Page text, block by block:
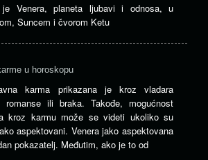
je Venera, planeta ljubavi i odnosa, u
Suncem i čvorom Ketu
u horoskopu
karma prikazana je kroz vladara
ili braka. Takođe, mogućnost
kroz karmu može se videti ukoliko su
aspektovani. Venera jako aspektovana
pokazatelj. Međutim, ako je to od